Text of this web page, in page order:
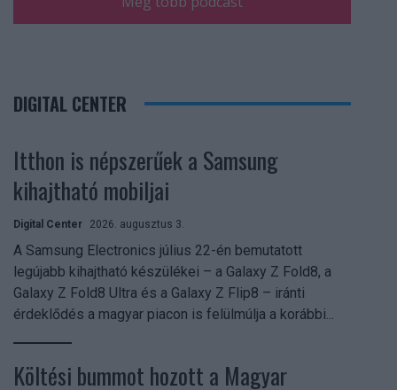
DIGITAL CENTER
Itthon is népszerűek a Samsung
kihajtható mobiljai
Digital Center 2026. augusztus 3.
A Samsung Electronics július 22-én bemutatott
legújabb kihajtható készülékei – a Galaxy Z Fold8, a
Galaxy Z Fold8 Ultra és a Galaxy Z Flip8 – iránti
érdeklődés a magyar piacon is felülmúlja a korábbi...
Költési bummot hozott a Magyar